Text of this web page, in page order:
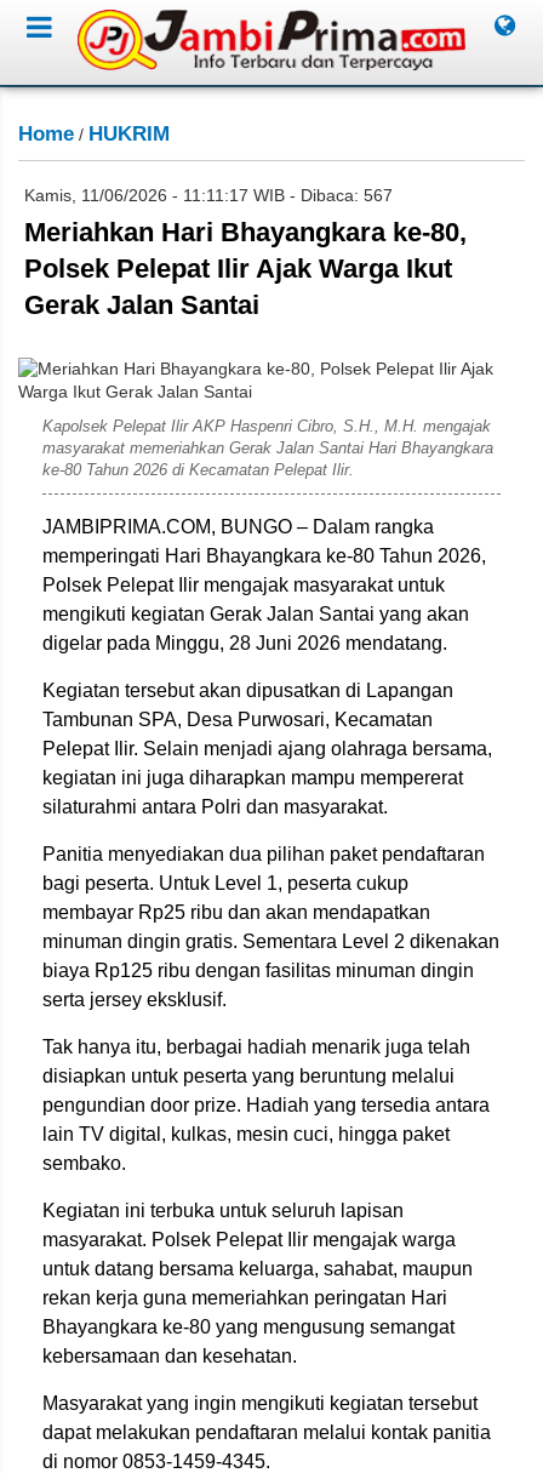
Home / HUKRIM
Kamis, 11/06/2026 - 11:11:17 WIB - Dibaca: 567
Meriahkan Hari Bhayangkara ke-80,
Polsek Pelepat Ilir Ajak Warga Ikut
Gerak Jalan Santai
Kapolsek Pelepat Ilir AKP Haspenri Cibro, S.H., M.H. mengajak
masyarakat memeriahkan Gerak Jalan Santai Hari Bhayangkara
ke-80 Tahun 2026 di Kecamatan Pelepat Ilir.
JAMBIPRIMA.COM, BUNGO – Dalam rangka
memperingati Hari Bhayangkara ke-80 Tahun 2026,
Polsek Pelepat Ilir mengajak masyarakat untuk
mengikuti kegiatan Gerak Jalan Santai yang akan
digelar pada Minggu, 28 Juni 2026 mendatang.
Kegiatan tersebut akan dipusatkan di Lapangan
Tambunan SPA, Desa Purwosari, Kecamatan
Pelepat Ilir. Selain menjadi ajang olahraga bersama,
kegiatan ini juga diharapkan mampu mempererat
silaturahmi antara Polri dan masyarakat.
Panitia menyediakan dua pilihan paket pendaftaran
bagi peserta. Untuk Level 1, peserta cukup
membayar Rp25 ribu dan akan mendapatkan
minuman dingin gratis. Sementara Level 2 dikenakan
biaya Rp125 ribu dengan fasilitas minuman dingin
serta jersey eksklusif.
Tak hanya itu, berbagai hadiah menarik juga telah
disiapkan untuk peserta yang beruntung melalui
pengundian door prize. Hadiah yang tersedia antara
lain TV digital, kulkas, mesin cuci, hingga paket
sembako.
Kegiatan ini terbuka untuk seluruh lapisan
masyarakat. Polsek Pelepat Ilir mengajak warga
untuk datang bersama keluarga, sahabat, maupun
rekan kerja guna memeriahkan peringatan Hari
Bhayangkara ke-80 yang mengusung semangat
kebersamaan dan kesehatan.
Masyarakat yang ingin mengikuti kegiatan tersebut
dapat melakukan pendaftaran melalui kontak panitia
di nomor 0853-1459-4345.